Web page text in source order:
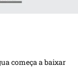
começa a baixar